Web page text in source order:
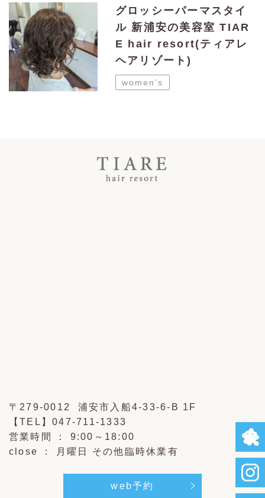
グロッシーパーマスタイ
ル 新浦安の美容室 TIAR
E hair resort(ティアレ
ヘアリゾート)
women’s
〒279-0012 浦安市入船4-33-6-B 1F
【TEL】047-711-1333
営業時間 ： 9:00～18:00
close ： 月曜日 その他臨時休業有
web予約